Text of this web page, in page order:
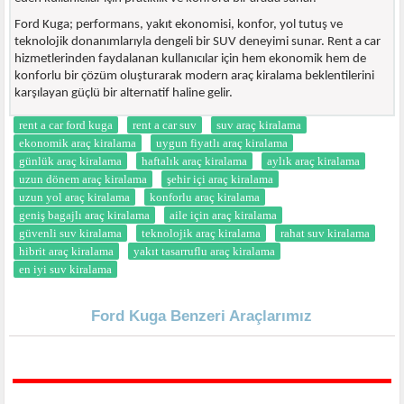
Ford Kuga; performans, yakıt ekonomisi, konfor, yol tutuş ve
teknolojik donanımlarıyla dengeli bir SUV deneyimi sunar. Rent a car
hizmetlerinden faydalanan kullanıcılar için hem ekonomik hem de
konforlu bir çözüm oluşturarak modern araç kiralama beklentilerini
karşılayan güçlü bir alternatif haline gelir.
rent a car ford kuga rent a car suv
suv araç kiralama
ekonomik araç kiralama
uygun fiyatlı araç kiralama
günlük araç kiralama
haftalık araç kiralama
aylık araç kiralama
uzun dönem araç kiralama
şehir içi araç kiralama
uzun yol araç kiralama
konforlu araç kiralama
geniş bagajlı araç kiralama
aile için araç kiralama
güvenli suv kiralama
teknolojik araç kiralama
rahat suv kiralama
hibrit araç kiralama
yakıt tasarruflu araç kiralama
en iyi suv kiralama
Ford Kuga Benzeri Araçlarımız